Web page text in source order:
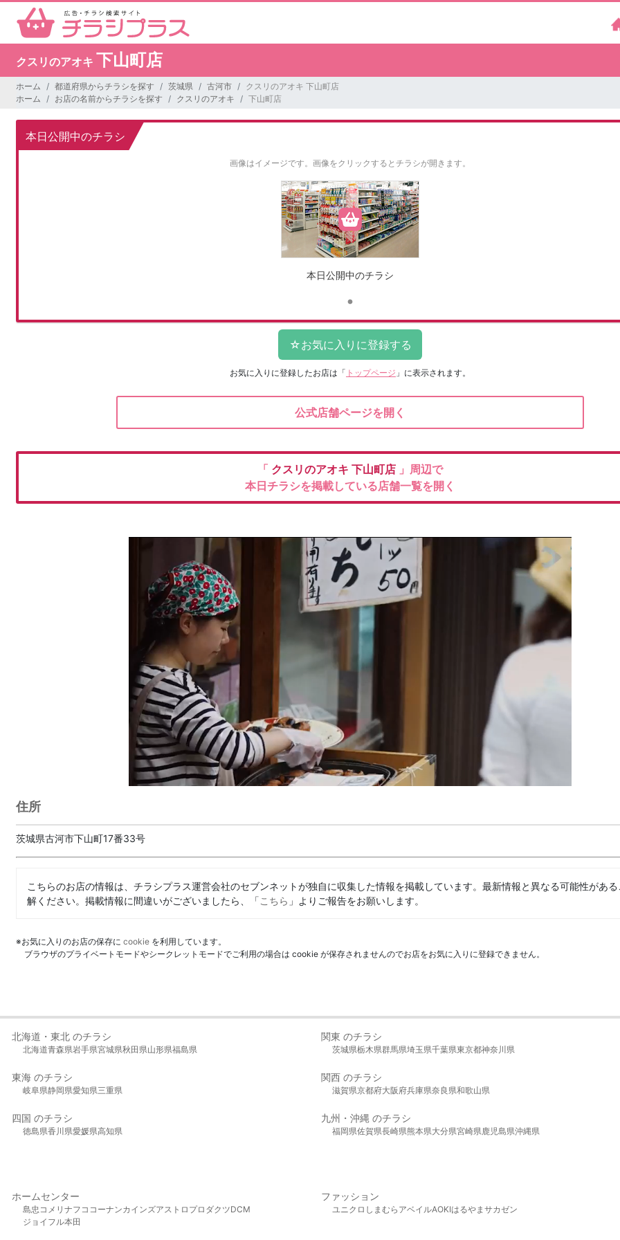
クスリのアオキ 下山町店
ホーム 都道府県からチラシを探す 茨城県 古河市
クスリのアオキ 下山町店
ホーム
お店の名前からチラシを探す クスリのアオキ 下山町店
本日公開中のチラシ
画像はイメージです。 画像をクリックするとチラシが開きます。
本日公開中のチラシ
お気に入りに登録したお店は 「 トップページ 」に表示されます。
公式店舗ページを開く
「 クスリのアオキ 下山町店 」周辺で
本日チラシを掲載している店舗一覧を開く
住所
茨城県古河市下山町17番33号
こちらのお店の情報は、チラシプラス運営会社のセブンネットが独自に収集した情報を掲載しています。最新情報と異なる可能性があ
解ください。掲載情報に間違いがございましたら、「こちら 」よりご報告をお願いします。
※お気に入りのお店の保存に cookie を利用しています。
ブラウザのプライベートモードやシークレットモードでご利用の場合は cookie が保存されませんのでお店をお気に入りに登録できません。
北海道・東北 のチラシ
北海道青森県岩手県宮城県秋田県山形県福島県
関東 のチラシ
茨城県栃木県群馬県埼玉県千葉県東京都神奈川県
東海 のチラシ
岐阜県静岡県愛知県三重県
関西 のチラシ
滋賀県京都府大阪府兵庫県奈良県和歌山県
四国 のチラシ
徳島県香川県愛媛県高知県
九州・沖縄 のチラシ
福岡県佐賀県長崎県熊本県大分県宮崎県鹿児島県沖縄県
ホームセンター
島忠 コメリ ナフコ コーナンカインズアストロプロダクツDCM
ジョイフル本田
ファッション
ユニクロ しまむら アベイルAOKIはるやま サカゼン